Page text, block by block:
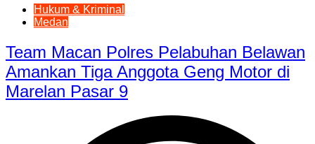
Hukum & Kriminal
Medan
Team Macan Polres Pelabuhan Belawan
Amankan Tiga Anggota Geng Motor di
Marelan Pasar 9